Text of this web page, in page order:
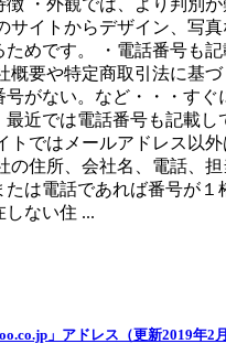
・外観では、より判別が
イトからデザイン、写
めです。 ・電話番号も記
概要や特定商取引法に基
がない。など・・・すぐ
最近では電話番号も記載し
トではメールアドレス以外
の住所、会社名、電話、
は電話であれば番号が１
ない住 ...
」アドレス（更新2019年2月